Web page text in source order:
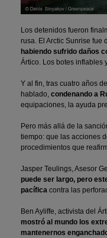
Los detenidos fueron
rusa. El Arctic Sunrise fue
habiendo sufrido daños
Ártico. Los botes inflables
Y al fin, tras cuatro años
hablado, condenando a
equipaciones, la ayuda
Pero más allá de la
tiempo: que las acciones
procedimientos que
Jasper Teulings, Asesor
puede ser largo, pero
pacífica contra las
Ben Ayliffe, activista del
mostró al mundo los
mantenernos